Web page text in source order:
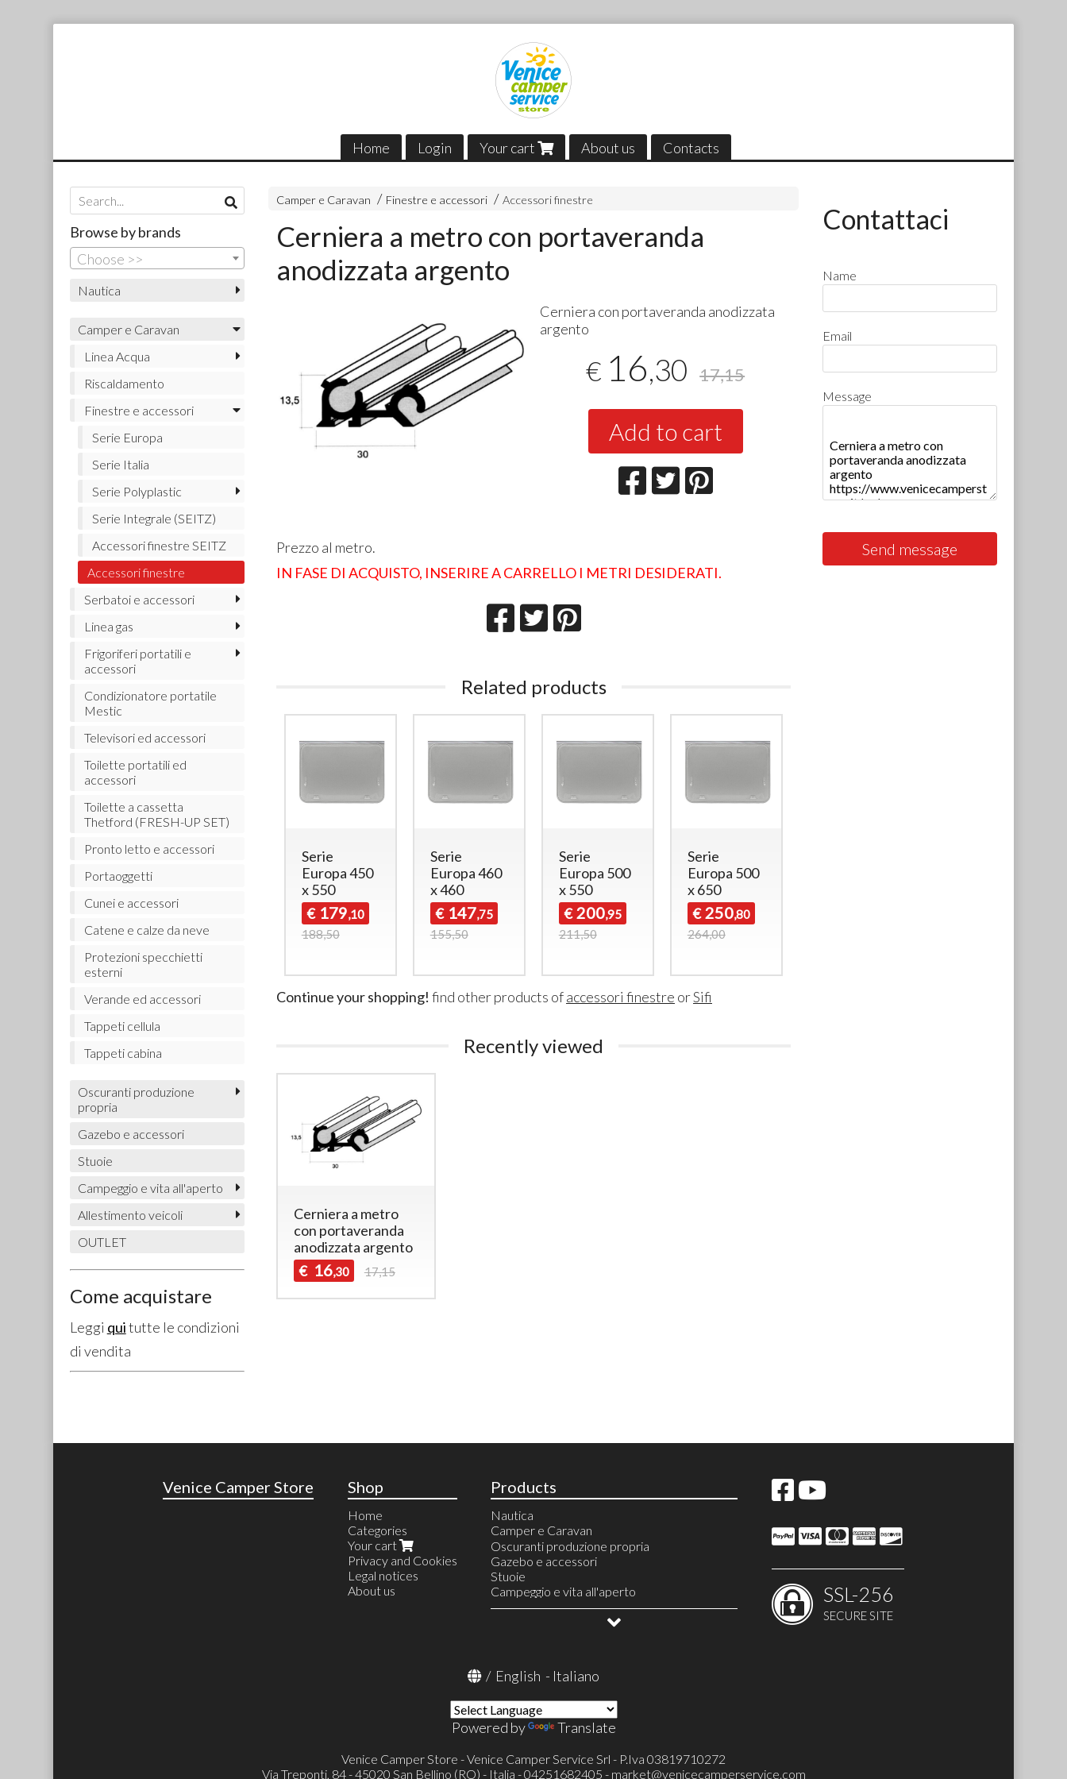
Home Login Your cart About us Contacts
Camper e Caravan Finestre e accessori Accessori finestre
Cerniera a metro con portaveranda
anodizzata argento
Cerniera con portaveranda anodizzata
argento
€ 16,30 17,15
Add to cart
Prezzo al metro.
IN FASE DI ACQUISTO, INSERIRE A CARRELLO I METRI DESIDERATI.
Related products
Europa 350
151
Serie
€
190,50
Serie
Europa 450
x 550
€ 179,10
188,50
Serie
Europa 460
x 460
€ 147,75
155,50
Serie
Europa 500
x 550
€ 200,95
211,50
Serie
Europa 500
x 650
€ 250,80
264,00
Continue your shopping! find other products ofaccessori finestre orSifi
Recently viewed
Cerniera a metro
con portaveranda
anodizzata argento
€ 16,30 17,15
Browse by brands
Choose >>
Nautica
Camper e Caravan
Linea Acqua
Riscaldamento
Finestre e accessori
Serie Europa
Serie Italia
Serie Polyplastic
Serie Integrale (SEITZ)
Accessori finestre SEITZ
Accessori finestre
Serbatoi e accessori
Linea gas
Frigoriferi portatili e
accessori
Condizionatore portatile
Mestic
Televisori ed accessori
Toilette portatili ed
accessori
Toilette a cassetta
Thetford (FRESH-UP SET)
Pronto letto e accessori
Portaoggetti
Cunei e accessori
Catene e calze da neve
Protezioni specchietti
esterni
Verande ed accessori
Tappeti cellula
Tappeti cabina
Oscuranti produzione
propria
Gazebo e accessori
Stuoie
Campeggio e vita all'aperto
Allestimento veicoli
OUTLET
Come acquistare
Leggi quitutte le condizioni
di vendita
Contattaci
Name
Email
Message
Send message
Venice Camper Store Shop
Home
Categories
Your cart
Privacy and Cookies
Legal notices
About us
Products
Nautica
Camper e Caravan
Linea Acqua
Riscaldamento
Finestre e accessori
Serie Europa
Serie Italia
Serbatoi e accessori
Linea gas
Frigoriferi portatili e accessori
Toilette a cassetta Thetford (FRESH-UP SET)
Pronto letto e accessori
Portaoggetti
Cunei e accessori
Protezioni specchietti esterni
Verande ed accessori
Oscuranti produzione propria
Gazebo e accessori
Stuoie
Campeggio e vita all'aperto
Allestimento veicoli
SSL-256
SECURE SITE
/ English - Italiano
Powered by Translate
Venice Camper Store - Venice Camper Service Srl - P.Iva 03819710272
Via Treponti, 84 - 45020 San Bellino (RO) - Italia - 04251682405 - market@venicecamperservice.com